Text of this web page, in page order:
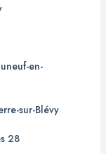
en-
sur-Blévy
28